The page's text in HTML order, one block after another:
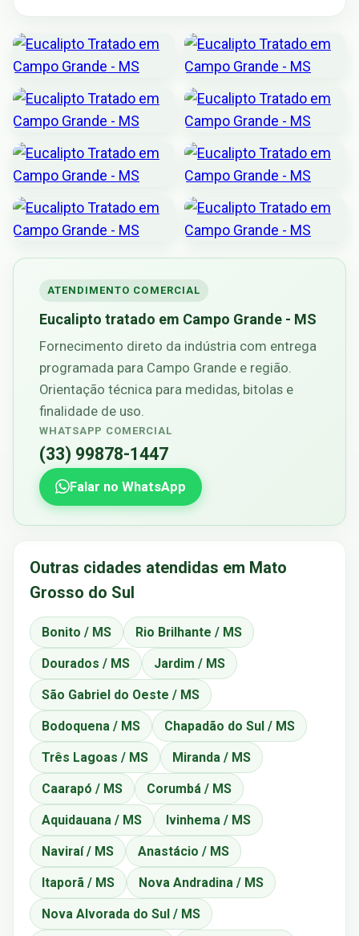
ATENDIMENTO COMERCIAL
Eucalipto tratado em Campo Grande - MS
Fornecimento direto da indústria com entrega
programada para Campo Grande e região.
Orientação técnica para medidas, bitolas e
finalidade de uso.
WHATSAPP COMERCIAL
(33) 99878-1447
Falar no WhatsApp
Outras cidades atendidas em Mato
Grosso do Sul
Bonito / MS Rio Brilhante / MS
Dourados / MS Jardim / MS
São Gabriel do Oeste / MS
Bodoquena / MS Chapadão do Sul / MS
Três Lagoas / MS Miranda / MS
Caarapó / MS Corumbá / MS
Aquidauana / MS Ivinhema / MS
Naviraí / MS Anastácio / MS
Itaporã / MS Nova Andradina / MS
Nova Alvorada do Sul / MS